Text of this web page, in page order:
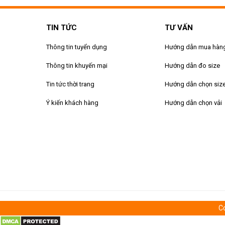
TIN TỨC
Thông tin tuyển dụng
Thông tin khuyến mại
Tin tức thời trang
Ý kiến khách hàng
TƯ VẤN
Hướng dẫn mua
Hướng dẫn đo size
Hướng dẫn chọn
Hướng dẫn chọn vải